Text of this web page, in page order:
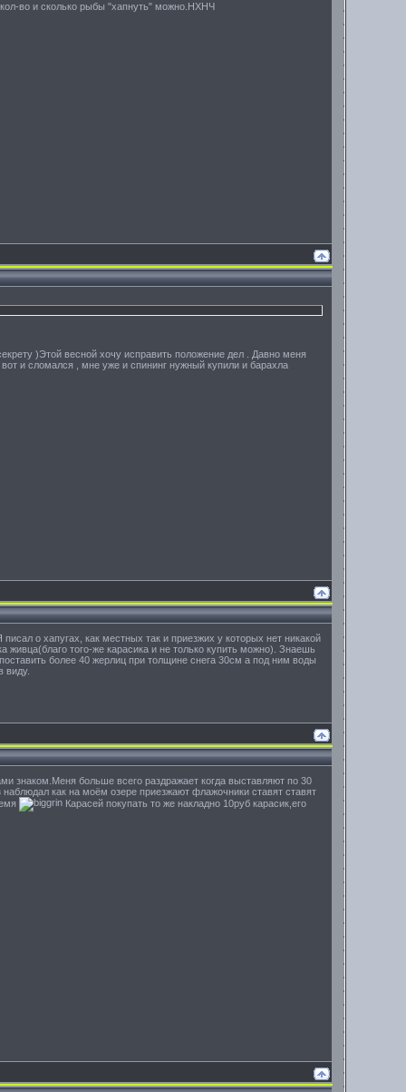
во и сколько рыбы "хапнуть" можно.НХНЧ
)Этой весной хочу исправить положение дел . Давно меня
и сломался , мне уже и спининг нужный купили и барахла
о хапугах, как местных так и приезжих у которых нет никакой
того-же карасика и не только купить можно). Знаешь
более 40 жерлиц при толщине снега 30см а под ним воды
виду.
знаком.Меня больше всего раздражает когда выставляют по 30
как на моём озере приезжают флажочники ставят ставят
Карасей покупать то же накладно 10руб карасик,его